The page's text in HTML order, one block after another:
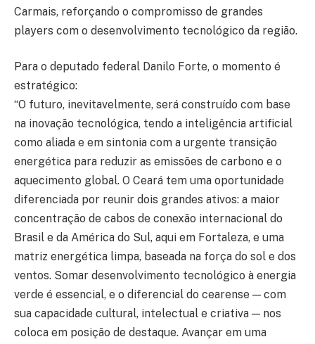
Carmais, reforçando o compromisso de grandes
players com o desenvolvimento tecnológico da região.
Para o deputado federal Danilo Forte, o momento é
estratégico:
“O futuro, inevitavelmente, será construído com base
na inovação tecnológica, tendo a inteligência artificial
como aliada e em sintonia com a urgente transição
energética para reduzir as emissões de carbono e o
aquecimento global. O Ceará tem uma oportunidade
diferenciada por reunir dois grandes ativos: a maior
concentração de cabos de conexão internacional do
Brasil e da América do Sul, aqui em Fortaleza, e uma
matriz energética limpa, baseada na força do sol e dos
ventos. Somar desenvolvimento tecnológico à energia
verde é essencial, e o diferencial do cearense — com
sua capacidade cultural, intelectual e criativa — nos
coloca em posição de destaque. Avançar em uma